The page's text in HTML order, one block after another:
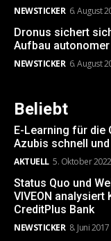
NEWSTICKER 6. August
Dronus sichert
Aufbau
NEWSTICKER 6. August
Beliebt
E-Learning für die
Azubis schnell
AKTUELL 5. Oktober 2022
Status Quo und
VIVEON
CreditPlus Bank
NEWSTICKER 8. Juni 2017